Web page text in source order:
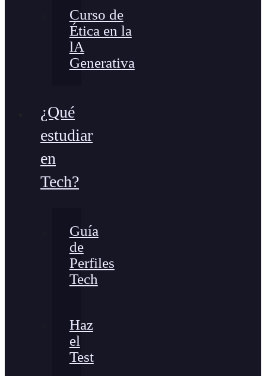
Curso de
Ética en la
lA
Generativa
¿Qué
estudiar
en
Tech?
Guía
de
Perfiles
Tech
Haz
el
Test